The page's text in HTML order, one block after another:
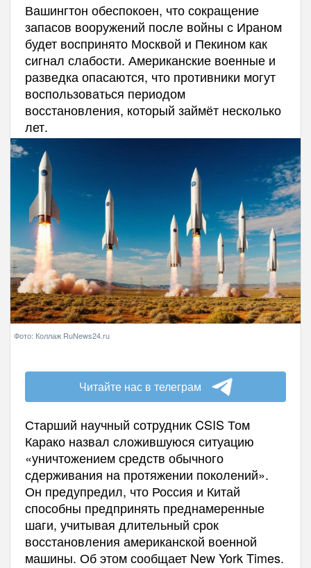
Вашингтон обеспокоен, что сокращение
запасов вооружений после войны с Ираном
будет воспринято Москвой и Пекином как
сигнал слабости. Американские военные и
разведка опасаются, что противники могут
воспользоваться периодом
восстановления, который займёт несколько
лет.
Фото: Коллаж RuNews24.ru
Читайте нас в телеграм
Старший научный сотрудник CSIS Том
Карако назвал сложившуюся ситуацию
«уничтожением средств обычного
сдерживания на протяжении поколений».
Он предупредил, что Россия и Китай
способны предпринять преднамеренные
шаги, учитывая длительный срок
восстановления американской военной
машины. Об этом сообщает New York Times.